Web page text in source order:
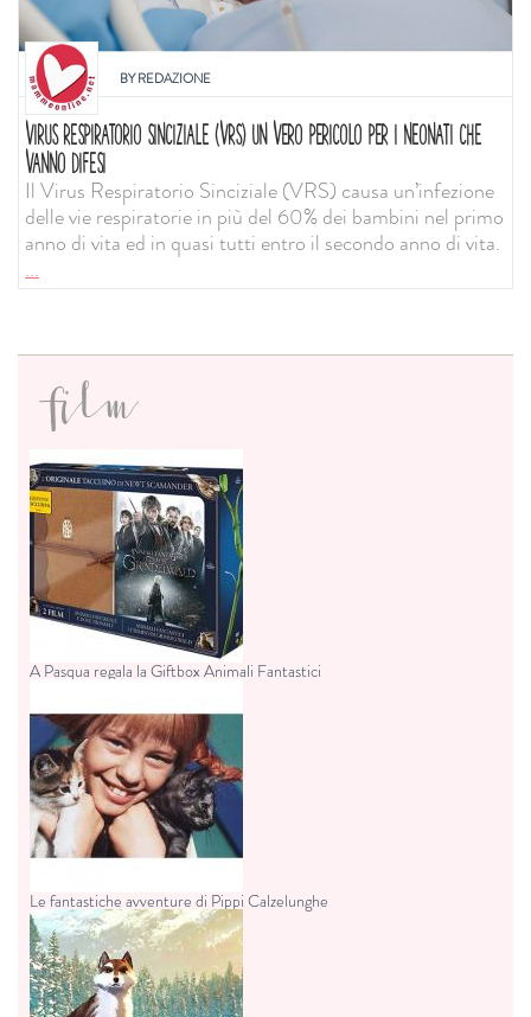
BYREDAZIONE
VIRUS RESPIRATORIO SINCIZIALE (VRS) UN VERO PERICOLO PER I NEONATI CHE
VANNO DIFESI
Il Virus Respiratorio Sinciziale (VRS) causa un’infezione
delle vie respiratorie in più del 60% dei bambini nel primo
anno di vita ed in quasi tutti entro il secondo anno di vita.
...
film
A Pasqua regala la Giftbox Animali Fantastici
Le fantastiche avventure di Pippi Calzelunghe